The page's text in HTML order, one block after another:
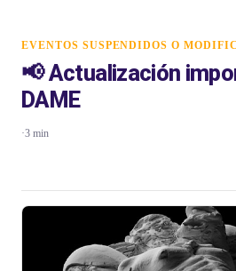
EVENTOS SUSPENDIDOS O
📢 Actualización
DAME
·3 min